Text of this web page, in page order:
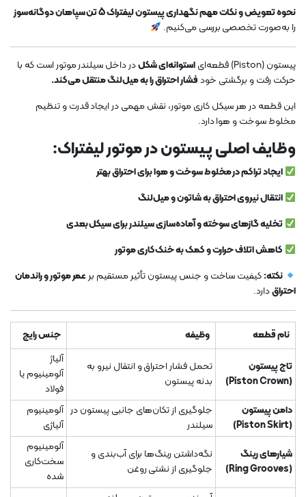
نحوه تعویض و نکات مهم نگهداری پیستون لیفتراک 5 تن سپاهان دوگانه‌سوز
را به‌صورت تخصصی بررسی می‌کنیم.
پیستون (Piston) قطعه‌ای استوانه‌ای شکلدر داخل سیلندر موتور است که با
حرکت رفت و برگشتی خودفشار احتراق را به میل‌لنگ منتقل می‌کند.
این قطعه در هر سیکل کاری موتور، نقش مهمی در ایجاد قدرت و تنظیم
مخلوط سوخت و هوا دارد.
وظایف اصلی پیستون در موتور لیفتراک:
ایجاد تراکم در مخلوط سوخت و هوا برای احتراق بهتر
انتقال نیروی احتراق به شاتون و میل‌لنگ
تخلیه گازهای سوخته و آماده‌سازی سیلندر برای سیکل بعدی
کاهش اتلاف حرارت و کمک به خنک‌کاری موتور
نکته:کیفیت ساخت و جنس پیستون تأثیر مستقیم برعمر موتور و راندمان
احتراقدارد.
نام قطعه وظیفه جنس رایج
تاج پیستون
(Piston Crown)
تحمل فشار احتراق و انتقال نیرو به
بدنه پیستون
آلیاژ
آلومینیوم یا
فولاد
دامن پیستون
(Piston Skirt)
جلوگیری از تکان‌های جانبی پیستون در
سیلندر
آلومینیوم
آلیاژی
شیارهای رینگ
(Ring Grooves)
نگه‌داشتن رینگ‌ها برای آب‌بندی و
جلوگیری از نشتی روغن
آلومینیوم
سخت‌کاری
شده